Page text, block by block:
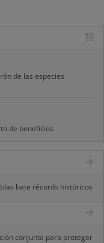
de las especies
de beneficios
bate récords históricos
conjunta para proteger